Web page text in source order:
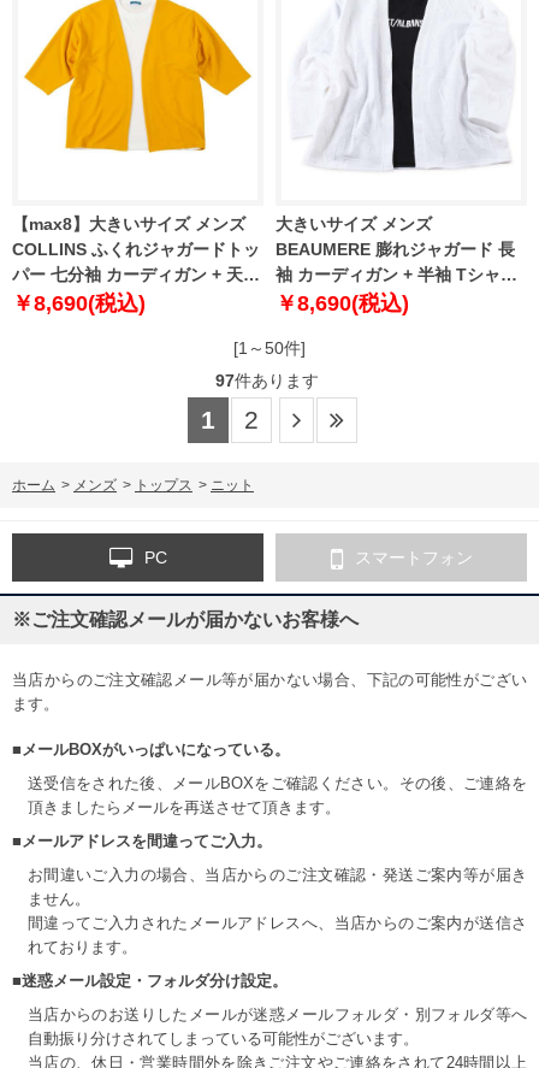
【max8】大きいサイズ メンズ
COLLINS ふくれジャガードトッ
パー 七分袖 カーディガン + 天竺
半袖 Tシャツ マスタード×ホワイ
￥8,690(税込)
大きいサイズ メンズ
BEAUMERE 膨れジャガード 長
袖 カーディガン + 半袖 Tシャツ
ホワイト × ブラック 1258-3330-
￥8,690(税込)
[1～50件]
97件あります
1 2
ホーム > メンズ > トップス > ニット
PC スマートフォン
※ご注文確認メールが届かないお客様へ
当店からのご注文確認メール等が届かない場合、下記の可能性がござい
ます。
■メールBOXがいっぱいになっている。
送受信をされた後、メールBOXをご確認ください。その後、ご連絡を
頂きましたらメールを再送させて頂きます。
■メールアドレスを間違ってご入力。
お間違いご入力の場合、当店からのご注文確認・発送ご案内等が届き
ません。
間違ってご入力されたメールアドレスへ、当店からのご案内が送信さ
れております。
■迷惑メール設定・フォルダ分け設定。
当店からのお送りしたメールが迷惑メールフォルダ・別フォルダ等へ
自動振り分けされてしまっている可能性がございます。
当店の、休日・営業時間外を除きご注文やご連絡をされて24時間以上